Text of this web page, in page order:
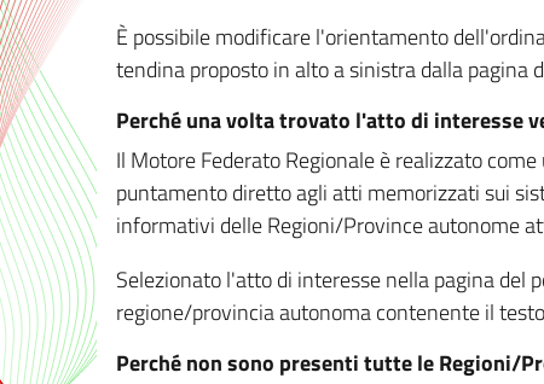
È possibile modificare l'orientamento
tendina proposto in alto a sinistra dalla pagina
Perché una volta trovato l'atto di interesse
Il Motore Federato Regionale è realizzato
puntamento diretto agli atti memorizzati sui
informativi delle Regioni/Province autonome
Selezionato l'atto di interesse nella pagina del
regione/provincia autonoma contenente il
Perché non sono presenti tutte le Regioni/